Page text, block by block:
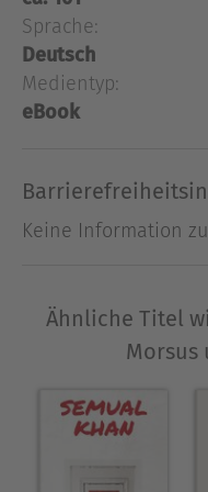
Ende.Grandioser
Über Peter
Peter Mühlhauser-
Sprache:
Deutsch
Medientyp:
eBook
Keine Information
Ähnliche Titel
Morsus